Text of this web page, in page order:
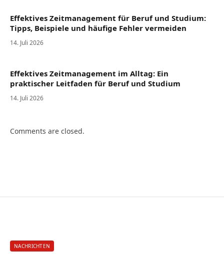
Effektives Zeitmanagement für Beruf und Studium:
Tipps, Beispiele und häufige Fehler vermeiden
14. Juli 2026
Effektives Zeitmanagement im Alltag: Ein
praktischer Leitfaden für Beruf und Studium
14. Juli 2026
Comments are closed.
NACHRICHTEN